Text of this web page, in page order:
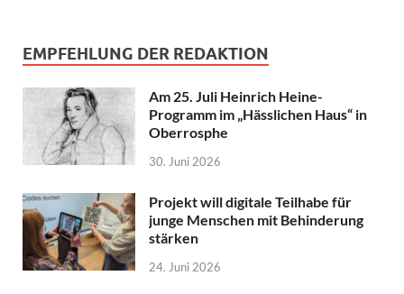
EMPFEHLUNG DER REDAKTION
Am 25. Juli Heinrich Heine-
Programm im „Hässlichen Haus“ in
Oberrosphe
30. Juni 2026
Projekt will digitale Teilhabe für
junge Menschen mit Behinderung
stärken
24. Juni 2026